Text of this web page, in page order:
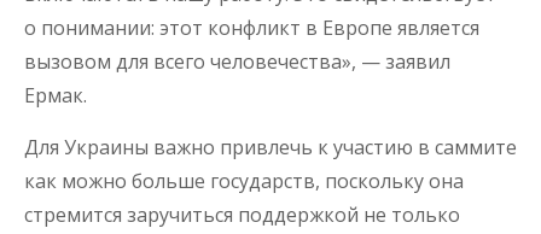
о понимании: этот конфликт в Европе является
вызовом для всего человечества», — заявил
Ермак.
Для Украины важно привлечь к участию в саммите
как можно больше государств, поскольку она
стремится заручиться поддержкой не только